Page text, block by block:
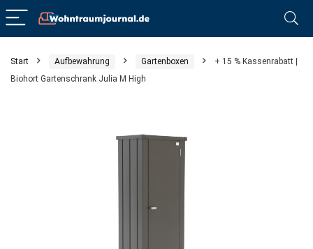
Start Aufbewahrung Gartenboxen
+ 15 % Kassenrabatt |
Biohort Gartenschrank Julia M High